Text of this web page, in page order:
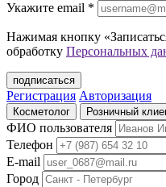
Укажите еmail *
Нажимая кнопку
обработку Персональных
подписаться
Регистрация Авторизация
Косметолог Розничный
ФИО пользователя
Телефон
E-mail
Город